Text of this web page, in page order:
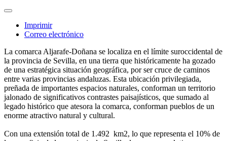
Imprimir
Correo electrónico
La comarca Aljarafe-Doñana se localiza en el límite suroccidental de
la provincia de Sevilla, en una tierra que históricamente ha gozado
de una estratégica situación geográfica, por ser cruce de caminos
entre varias provincias andaluzas. Esta ubicación privilegiada,
preñada de importantes espacios naturales, conforman un territorio
jalonado de significativos contrastes paisajísticos, que sumado al
legado histórico que atesora la comarca, conforman pueblos de un
enorme atractivo natural y cultural.
Con una extensión total de 1.492 km2, lo que representa el 10% de